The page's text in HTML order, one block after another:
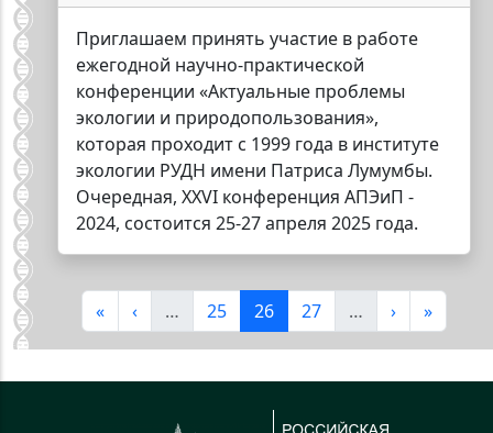
Приглашаем принять участие в работе
ежегодной научно-практической
конференции «Актуальные проблемы
экологии и природопользования»,
которая проходит с 1999 года в институте
экологии РУДН имени Патриса Лумумбы.
Очередная, XXVI конференция АПЭиП -
2024, состоится 25-27 апреля 2025 года.
Нумерация страниц
Первая страница
« Предыдущая страница
‹ … Страница
25 Текущая страница
26 Страница
27 … Следующая
› »